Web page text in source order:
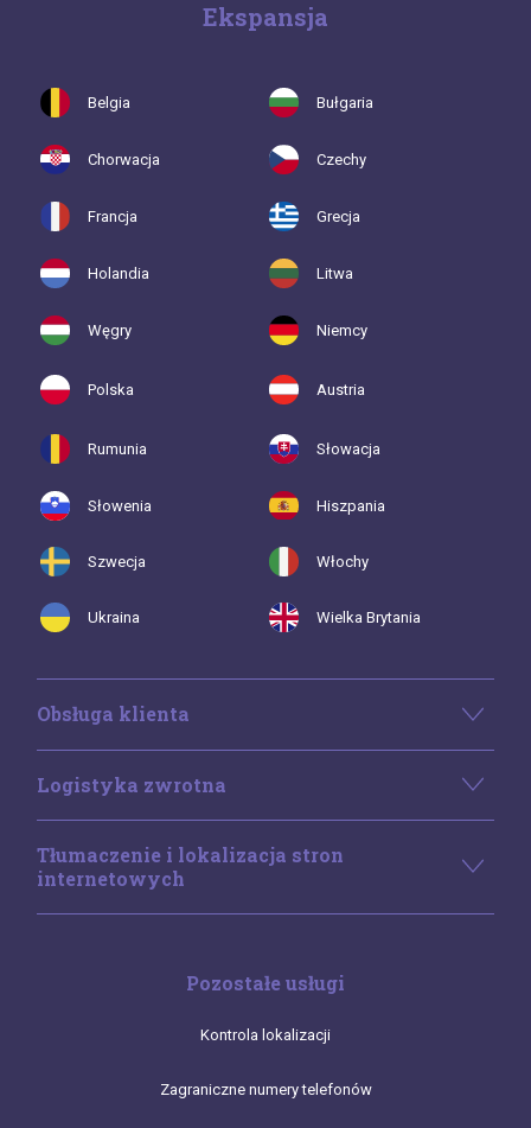
Ekspansja
Belgia Bułgaria
Chorwacja Czechy
Francja Grecja
Holandia Litwa
Węgry Niemcy
Polska Austria
Rumunia Słowacja
Słowenia Hiszpania
Szwecja Włochy
Ukraina Wielka Brytania
Obsługa klienta
Logistyka zwrotna
Tłumaczenie i lokalizacja stron
internetowych
Pozostałe usługi
Kontrola lokalizacji
Zagraniczne numery telefonów